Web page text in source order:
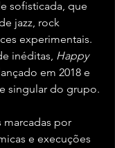
sofisticada, que
jazz, rock
experimentais.
inéditas, Happy
em 2018 e
singular do grupo.
por
e execuções